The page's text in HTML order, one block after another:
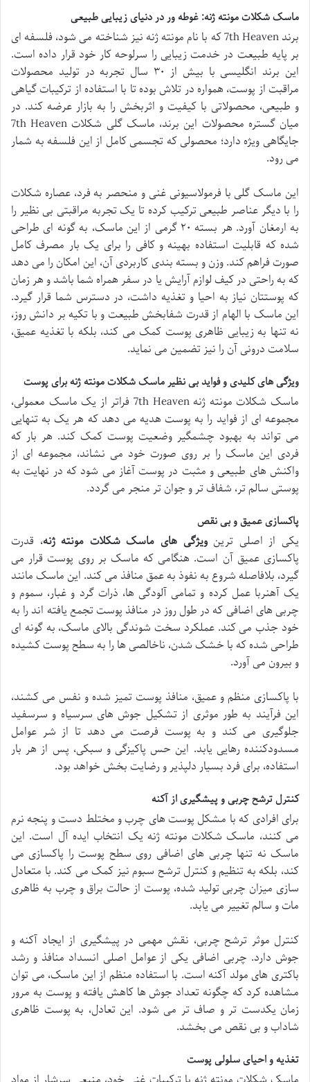
ماسک شکلات مونته ژنه: غوطه ور در دنیای زیبایی طبیعی
برند 7th Heaven که با نام مونته ژنه نیز شناخته می شود، فلسفه ای
بر پایه طبیعت در خدمت زیبایی را سرلوحه کار خود قرار داده است.
این برند انگلیسی با بیش از ۳۰ سال تجربه در تولید محصولات
مراقبت از پوست، همواره در تلاش بوده تا با استفاده از ترکیبات گیاهی
و طبیعی، محصولاتی با کیفیت و اثربخش را به بازار عرضه کند. در
میان گستره محصولات این برند، ماسک گلی شکلات 7th Heaven
جایگاهی ویژه دارد؛ محصولی که تجسمی کامل از این فلسفه به شمار
می رود.
این ماسک گلی با فرمولاسیونی غنی و منحصر به فرد، عصاره شکلات
را با دیگر عناصر طبیعی ترکیب کرده تا یک تجربه مراقبتی بی نظیر را
به ارمغان آورد. هر بسته ۲۰ گرمی از این ماسک، به گونه ای طراحی
شده که قابلیت استفاده بهینه و کافی را برای یک بار مصرف کامل
صورت فراهم کند. وزن و بسته بندی کاربردی آن، این امکان را می دهد
که به راحتی در کیف لوازم آرایش یا در سفر همراه شما باشد و هر زمان
که پوستتان نیاز به احیا و تغذیه داشت، در دسترس شما قرار گیرد.
این ماسک با الهام از قدرت شفابخش طبیعت و با تکیه بر دانش روز،
نه تنها به زیبایی ظاهری پوست کمک می کند، بلکه با تغذیه عمیق،
سلامت درونی آن را نیز تضمین می نماید.
ویژگی های کلیدی و فواید بی نظیر ماسک شکلات مونته ژنه برای پوست
ماسک شکلات مونته ژنه 7th Heaven فراتر از یک ماسک معمولی،
مجموعه ای از فواید را به پوست هدیه می دهد که هر یک به تنهایی
می تواند به بهبود چشمگیر وضعیت پوست کمک کند. هر بار که
فردی این ماسک را بر روی صورت خود می نشاند، مجموعه ای از
واکنش های طبیعی و مثبت در پوست آغاز می شود که در نهایت به
پوستی سالم تر، شفاف تر و جوان تر منجر می گردد.
پاکسازی عمیق و بی نقص
یکی از اصلی ترینویژگی های ماسک شکلات مونته ژنه، قدرت
پاکسازی عمیق آن است. هنگامی که ماسک بر روی پوست قرار می
گیرد، بلافاصله شروع به نفوذ به عمق منافذ می کند. این ماسک مانند
یک آهنربا عمل کرده و تمامی آلودگی ها، ذرات گرد و غبار، سموم و
چربی های اضافی که در طول روز در منافذ پوست تجمع یافته اند را به
خود جذب می کند. عملکرد سخت شوندگی بالای ماسک، به گونه ای
طراحی شده که با خشک شدن، ناخالصی ها را به سطح پوست کشیده
و بیرون می آورد.
با پاکسازی منظم و عمیق، منافذ پوست تمیز شده و نفس می کشند،
این فرآیند به طور موثری از تشکیل جوش های سرسیاه و سرسفید
جلوگیری می کند و به پوست فرصت می دهد تا از شر عوامل
مسدودکننده رهایی یابد. این حس پاکیزگی و سبکی، پس از هر بار
استفاده، برای فرد بسیار دلپذیر و رضایت بخش خواهد بود.
کنترل ترشح چربی و پیشگیری از آکنه
برای افرادی که با مشکل پوست های چرب و مختلط دست و پنجه نرم
می کنند، ماسک شکلات مونته ژنه یک انتخاب ایده آل است. این
ماسک نه تنها چربی های اضافی روی سطح پوست را پاکسازی می
کند، بلکه به تنظیم و کنترل ترشح سبوم نیز کمک می کند. با متعادل
سازی میزان چربی تولید شده، پوست از حالت براق و چرب به ظاهری
مات و سالم تغییر می یابد.
کنترل موثر ترشح چربی، نقش مهمی در پیشگیری از ایجاد آکنه و
جوش دارد. چربی اضافی یکی از عوامل اصلی انسداد منافذ و رشد
باکتری های مولد آکنه است. با استفاده منظم از این ماسک، می توان
مشاهده کرد که چگونه تعداد جوش ها کاهش یافته و پوست به مرور
زمان یکدست تر و صاف تر می شود. این تعادل، به پوست ظاهری
شاداب و بی نقص می بخشد.
تغذیه و احیای سلولی پوست